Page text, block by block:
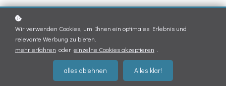
Wir verwenden Cookies, um Ihnen ein optimales Erlebnis und
relevante Werbung zu bieten.
mehr erfahren oder einzelne Cookies akzeptieren
alles ablehnen Alles klar!